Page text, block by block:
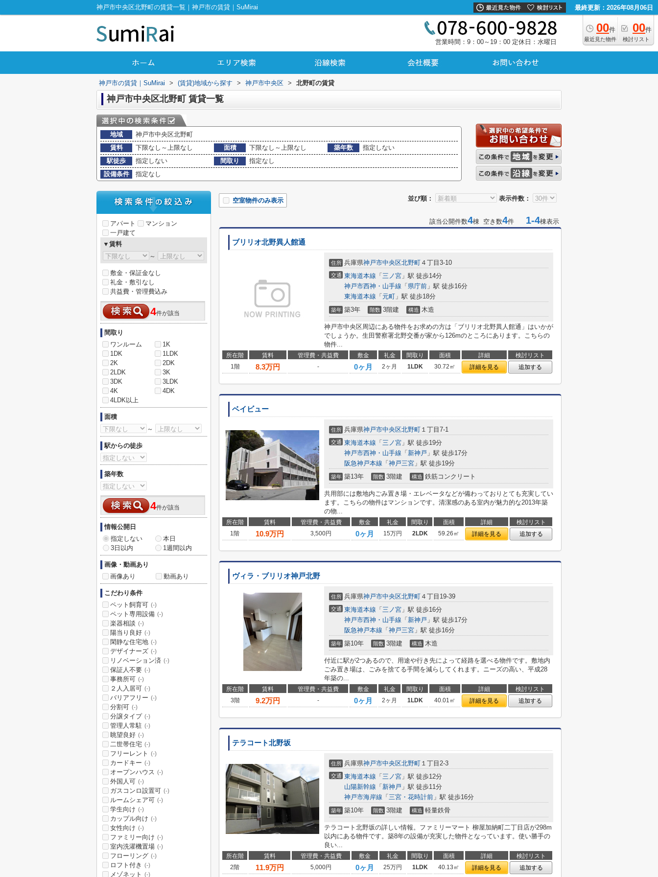
神戸市中央区北野町の賃貸一覧｜神戸市の賃貸｜SuMirai 最終更新：2026年08月06日
00件
最近見た物件
00件
検討リスト
営業時間：9：00～19：00 定休日：水曜日
神戸市の賃貸｜SuMirai > (賃貸)地域から探す > 神戸市中央区 > 北野町の賃貸
神戸市中央区北野町 賃貸一覧
地域
神戸市中央区北野町
賃料
下限なし～上限なし 面積 下限なし～上限なし 築年数
指定しない
駅徒歩
指定しない 間取り
指定なし
設備条件
指定なし
並び順： 表示件数：
空室物件のみ表示
該当公開件数4棟 空き数4件 1-4棟表示
ブリリオ北野異人館通
住所 兵庫県神戸市中央区北野町 ４丁目3-10
交通 東海道本線 「 三ノ宮 」駅 徒歩14分
神戸市西神・山手線 「 県庁前 」駅 徒歩16分
東海道本線 「 元町 」駅 徒歩18分
築年 築3年 階数 3階建 構造 木造
神戸市中央区周辺にある物件をお求めの方は「ブリリオ北野異人館通」はいかが
でしょうか。生田警察署北野交番が家から126mのところにあります。こちらの
物件...
所在階 賃料 管理費・共益費 敷金 礼金 間取り 面積 詳細
検討リスト
1階
8.3万円 - 0ヶ月 2ヶ月 1LDK 30.72㎡ 詳細を見る 追加する
ベイビュー
住所 兵庫県神戸市中央区北野町 １丁目7-1
交通 東海道本線 「 三ノ宮 」駅 徒歩19分
神戸市西神・山手線 「 新神戸 」駅 徒歩17分
阪急神戸本線 「 神戸三宮 」駅 徒歩19分
築年 築13年 階数 3階建 構造 鉄筋コンクリート
共用部には敷地内ごみ置き場・エレベータなどが備わっておりとても充実してい
ます。こちらの物件はマンションです。清潔感のある室内が魅力的な2013年築
の物...
所在階 賃料 管理費・共益費 敷金 礼金 間取り 面積 詳細
検討リスト
1階
10.9万円 3,500円 0ヶ月 15万円 2LDK 59.26㎡ 詳細を見る 追加する
ヴィラ・ブリリオ神戸北野
住所 兵庫県神戸市中央区北野町 ４丁目19-39
交通 東海道本線 「 三ノ宮 」駅 徒歩16分
神戸市西神・山手線 「 新神戸 」駅 徒歩17分
阪急神戸本線 「 神戸三宮 」駅 徒歩16分
築年 築10年 階数 3階建 構造 木造
付近に駅が2つあるので、用途や行き先によって経路を選べる物件です。敷地内
ごみ置き場は、ごみを捨てる手間を減らしてくれます。ニーズの高い、平成28
年築の...
所在階 賃料 管理費・共益費 敷金 礼金 間取り 面積 詳細
検討リスト
3階
9.2万円 - 0ヶ月 2ヶ月 1LDK 40.01㎡ 詳細を見る 追加する
テラコート北野坂
住所 兵庫県神戸市中央区北野町 １丁目2-3
交通 東海道本線 「 三ノ宮 」駅 徒歩12分
山陽新幹線 「 新神戸 」駅 徒歩11分
神戸市海岸線 「 三宮・花時計前 」駅 徒歩16分
築年 築10年 階数 3階建 構造 軽量鉄骨
テラコート北野坂の詳しい情報。ファミリーマート 柳屋加納町二丁目店が298m
以内にある物件です。築8年の設備が充実した物件となっています。使い勝手の
良い...
所在階 賃料 管理費・共益費 敷金 礼金 間取り 面積 詳細
検討リスト
2階
11.9万円 5,000円 0ヶ月 25万円 1LDK 40.13㎡ 詳細を見る 追加する
アパート
マンション
一戸建て
▼賃料
～
敷金・保証金なし
礼金・敷引なし
共益費・管理費込み
4件が該当
間取り
ワンルーム
1K
1DK
1LDK
2K
2DK
2LDK
3K
3DK
3LDK
4K
4DK
4LDK以上
面積
～
駅からの徒歩
築年数
4件が該当
情報公開日
指定しない
本日
3日以内
1週間以内
画像・動画あり
画像あり
動画あり
こだわり条件
ペット飼育可 (-)
ペット専用設備 (-)
楽器相談 (-)
陽当り良好 (-)
閑静な住宅地 (-)
デザイナーズ (-)
リノベーション済 (-)
保証人不要 (-)
事務所可 (-)
２人入居可 (-)
バリアフリー (-)
分割可 (-)
分譲タイプ (-)
管理人常駐 (-)
眺望良好 (-)
二世帯住宅 (-)
フリーレント (-)
カードキー (-)
オープンハウス (-)
外国人可 (-)
ガスコンロ設置可 (-)
ルームシェア可 (-)
学生向け (-)
カップル向け (-)
女性向け (-)
ファミリー向け (-)
室内洗濯機置場 (-)
フローリング (-)
ロフト付き (-)
メゾネット (-)